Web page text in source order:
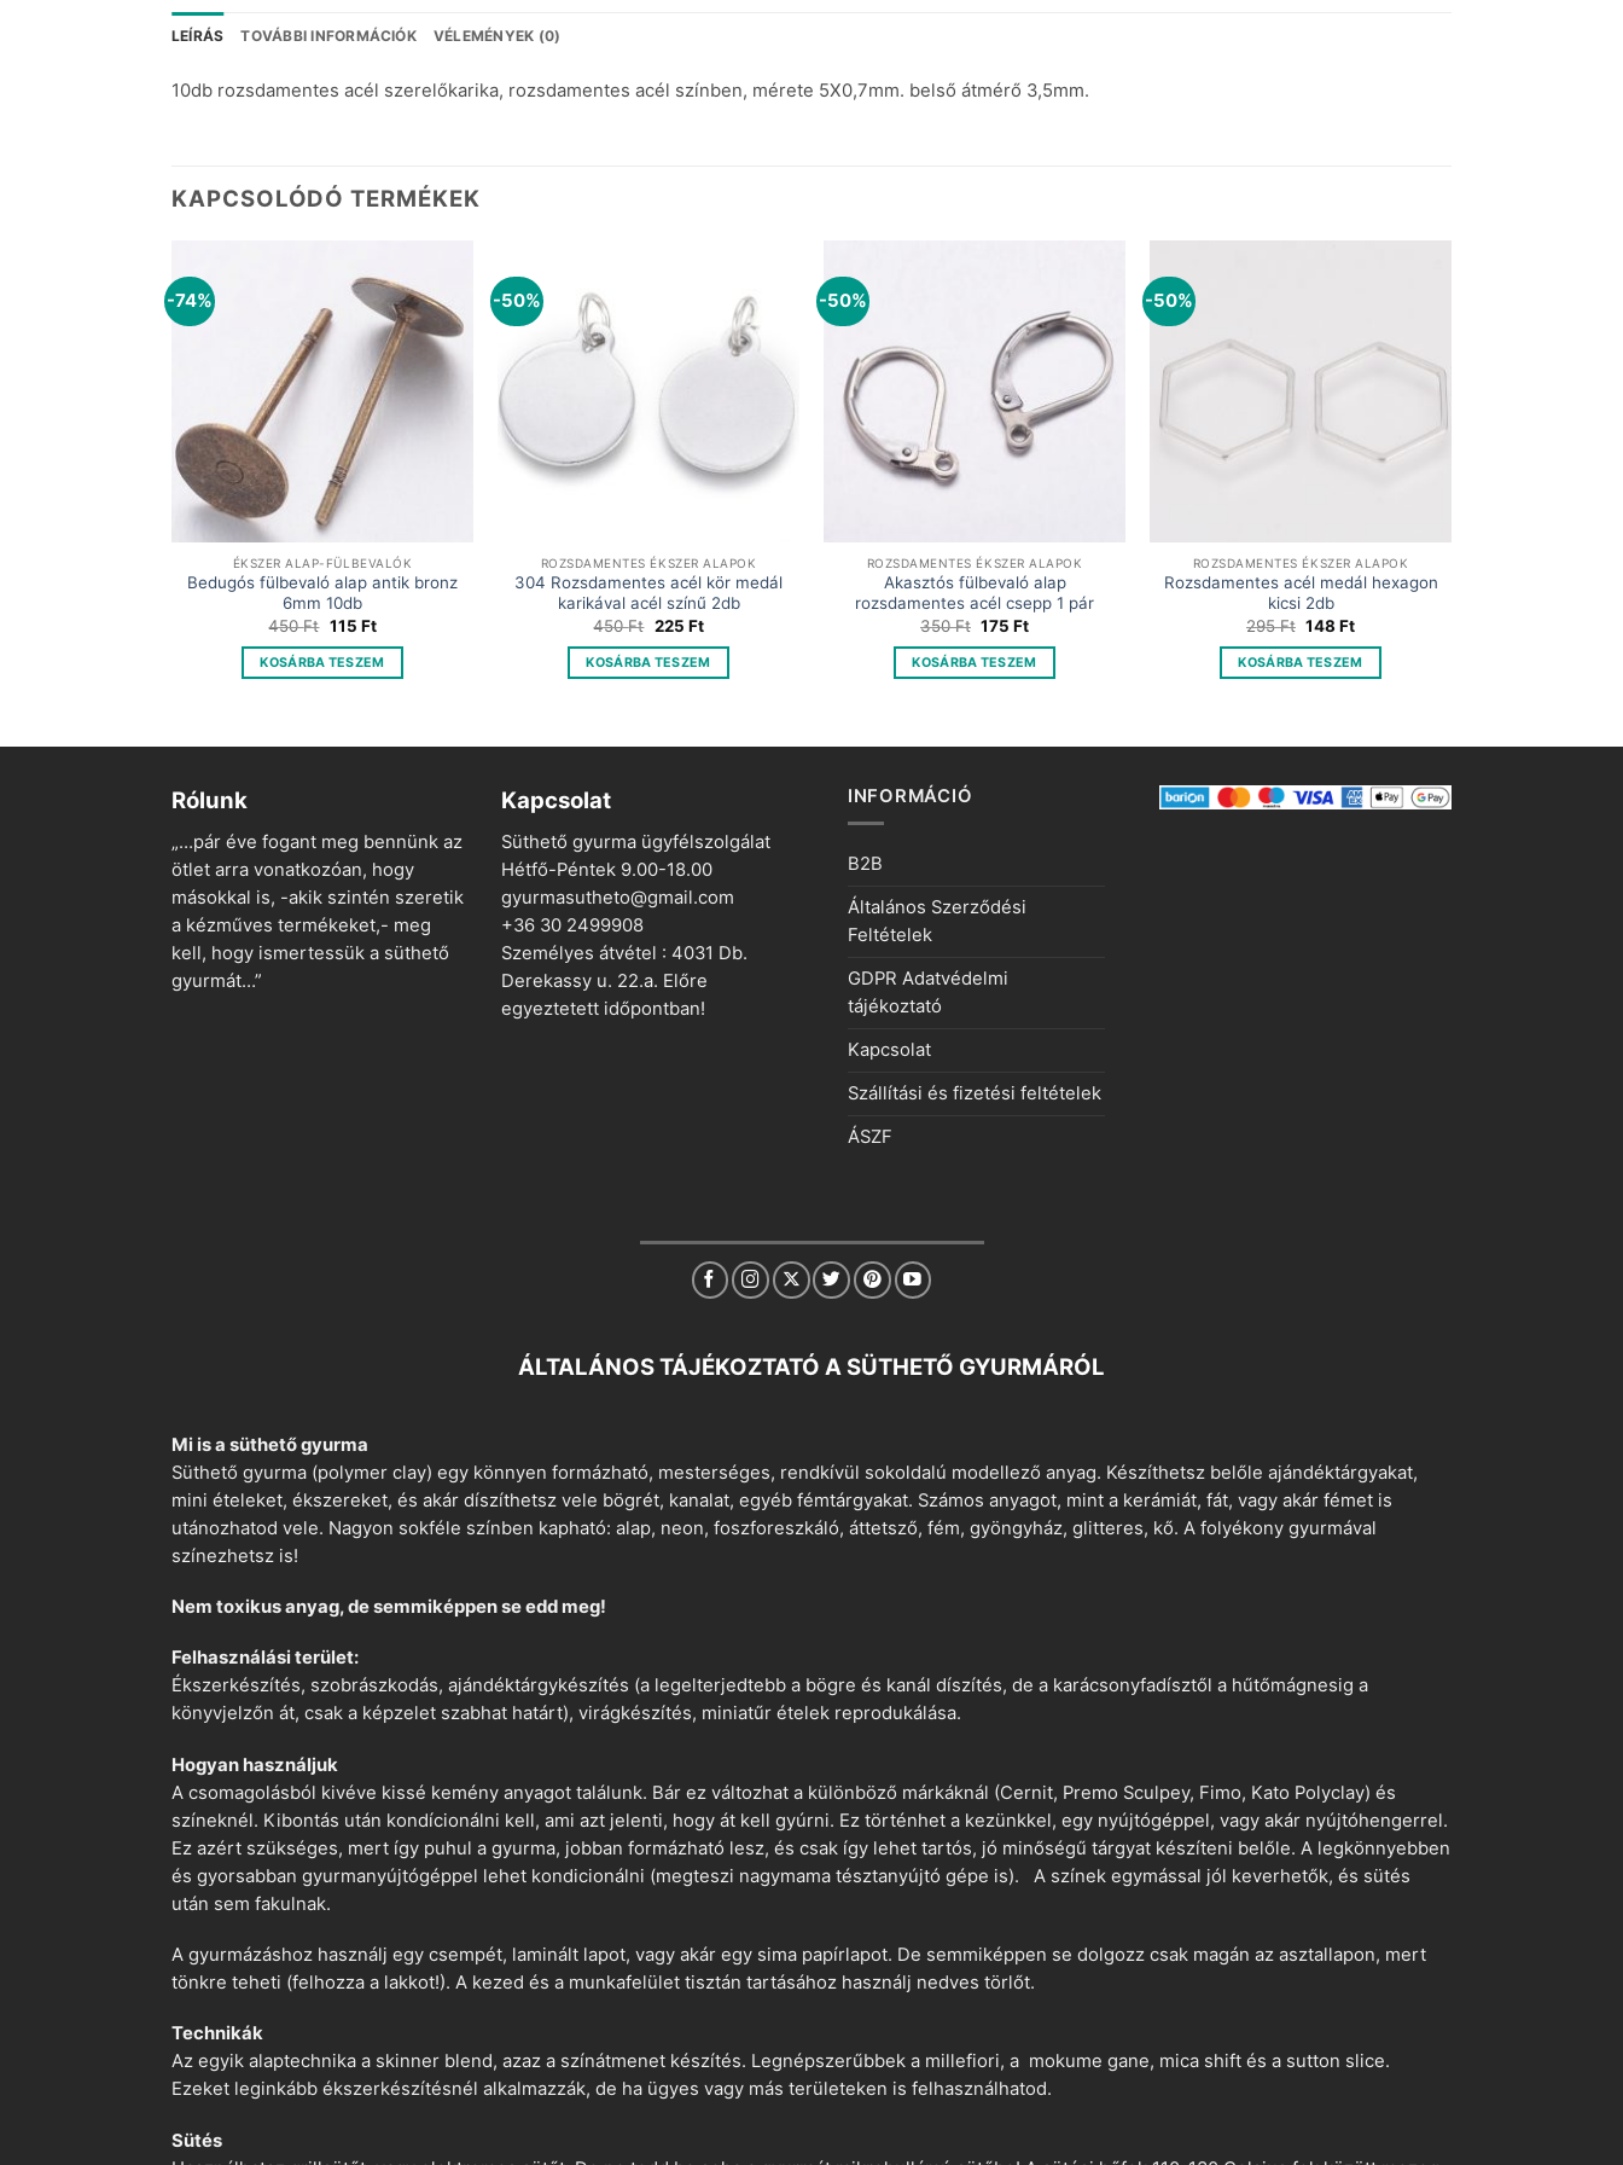
LEÍRÁS TOVÁBBI INFORMÁCIÓK VÉLEMÉNYEK (0)
10db rozsdamentes acél szerelőkarika, rozsdamentes acél színben, mérete 5X0,7mm. belső átmérő 3,5mm.
KAPCSOLÓDÓ TERMÉKEK
-74%
ÉKSZER ALAP-FÜLBEVALÓK
Bedugós fülbevaló alap antik bronz
6mm 10db
450Ft Original
was:
450 Ft.
115 FtCurrent
is:
115 Ft.
KOSÁRBA TESZEM
-50%
ROZSDAMENTES ÉKSZER ALAPOK
304 Rozsdamentes acél kör medál
karikával acél színű 2db
450Ft Original
was:
450 Ft.
225 FtCurrent
is:
225 Ft.
KOSÁRBA TESZEM
-50%
ROZSDAMENTES ÉKSZER ALAPOK
Akasztós fülbevaló alap
rozsdamentes acél csepp 1 pár
350Ft Original
was:
350 Ft.
175 FtCurrent
is:
175 Ft.
KOSÁRBA TESZEM
-50%
ROZSDAMENTES ÉKSZER ALAPOK
Rozsdamentes acél medál hexagon
kicsi 2db
295Ft Original
was:
295 Ft.
148FtCurrent
is:
148 Ft.
KOSÁRBA TESZEM
Rólunk
„…pár éve fogant meg bennünk az
ötlet arra vonatkozóan, hogy
másokkal is, -akik szintén szeretik
a kézműves termékeket,- meg
kell, hogy ismertessük a süthető
gyurmát…”
Kapcsolat
Süthető gyurma ügyfélszolgálat
Hétfő-Péntek 9.00-18.00
gyurmasutheto@gmail.com
+36 30 2499908
Személyes átvétel : 4031 Db.
Derekassy u. 22.a. Előre
egyeztetett időpontban!
INFORMÁCIÓ
B2B
Általános Szerződési
Feltételek
GDPR Adatvédelmi
tájékoztató
Kapcsolat
Szállítási és fizetési feltételek
ÁSZF
ÁLTALÁNOS TÁJÉKOZTATÓ A SÜTHETŐ GYURMÁRÓL
Mi is a süthető gyurma
Süthető gyurma (polymer clay) egy könnyen formázható, mesterséges, rendkívül sokoldalú modellező anyag. Készíthetsz belőle ajándéktárgyakat,
mini ételeket, ékszereket, és akár díszíthetsz vele bögrét, kanalat, egyéb fémtárgyakat. Számos anyagot, mint a kerámiát, fát, vagy akár fémet is
utánozhatod vele. Nagyon sokféle színben kapható: alap, neon, foszforeszkáló, áttetsző, fém, gyöngyház, glitteres, kő. A folyékony gyurmával
színezhetsz is!
Nem toxikus anyag, de semmiképpen se edd meg!
Felhasználási terület:
Ékszerkészítés, szobrászkodás, ajándéktárgykészítés (a legelterjedtebb a bögre és kanál díszítés, de a karácsonyfadísztől a hűtőmágnesig a
könyvjelzőn át, csak a képzelet szabhat határt), virágkészítés, miniatűr ételek reprodukálása.
Hogyan használjuk
A csomagolásból kivéve kissé kemény anyagot találunk. Bár ez változhat a különböző márkáknál (Cernit, Premo Sculpey, Fimo, Kato Polyclay) és
színeknél. Kibontás után kondícionálni kell, ami azt jelenti, hogy át kell gyúrni. Ez történhet a kezünkkel, egy nyújtógéppel, vagy akár nyújtóhengerrel.
Ez azért szükséges, mert így puhul a gyurma, jobban formázható lesz, és csak így lehet tartós, jó minőségű tárgyat készíteni belőle. A legkönnyebben
és gyorsabban gyurmanyújtógéppel lehet kondicionálni (megteszi nagymama tésztanyújtó gépe is). A színek egymással jól keverhetők, és sütés
után sem fakulnak.
A gyurmázáshoz használj egy csempét, laminált lapot, vagy akár egy sima papírlapot. De semmiképpen se dolgozz csak magán az asztallapon, mert
tönkre teheti (felhozza a lakkot!). A kezed és a munkafelület tisztán tartásához használj nedves törlőt.
Technikák
Az egyik alaptechnika a skinner blend, azaz a színátmenet készítés. Legnépszerűbbek a millefiori, a mokume gane, mica shift és a sutton slice.
Ezeket leginkább ékszerkészítésnél alkalmazzák, de ha ügyes vagy más területeken is felhasználhatod.
Sütés